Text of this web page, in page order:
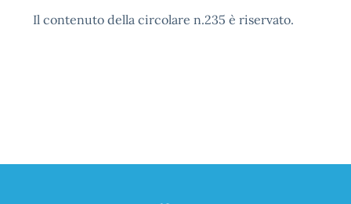
Il contenuto della circolare n.235 è riservato.